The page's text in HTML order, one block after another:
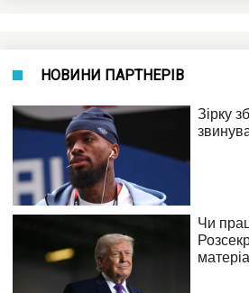
НОВИНИ ПАРТНЕРІВ